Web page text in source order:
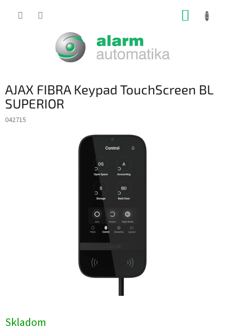
AJAX FIBRA Keypad TouchScreen BL
SUPERIOR
042715
Skladom